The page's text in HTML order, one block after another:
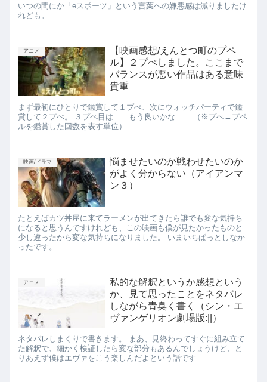
いつの間にか「eスポーツ」という言葉への嫌悪感は減りましたけ
れども。
アニメ
【映画感想/えんとつ町のプペ
ル】２プぺしました。ここまで
バランスが悪い作品はある意味
貴重
まず最初にひとりで鑑賞して１プぺ、次にウォッチパーティで鑑
賞して２プぺ。 ３プぺ目は……もう良いかな…… （※プぺ→プペ
ルを鑑賞した回数を表す単位）
映画/ドラマ
悩ませたいのか戦わせたいのか
がよく分からない（アイアンマ
ン３）
たとえばカツ丼屋に来てラーメンが出てきたら誰でも変な気持ち
になると思うんですけれども、この映画も僕が見たかったものと
少し違ったから変な気持ちになりました。 いまいちぱっとしなか
ったです。
アニメ
私的な解釈というか感想という
か、見て思ったことをネタバレ
しながら青臭く書く（シン・エ
ヴァンゲリオン劇場版:||）
ネタバレしまくりで書きます。 まあ、見終わってすぐに組み立て
た解釈で、細かく検証したら変な部分もあるんでしょうけど、と
りあえず僕はエヴァをこう楽しんだよという話です